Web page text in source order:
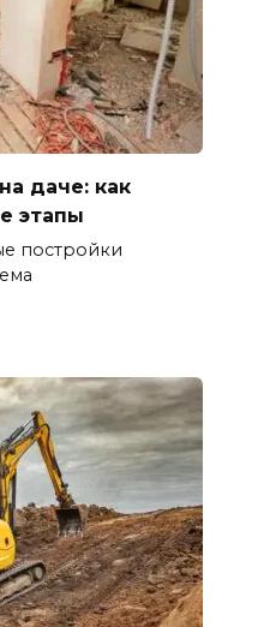
даче: как
этапы
постройки